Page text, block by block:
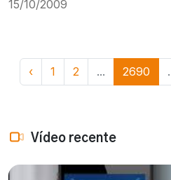
15/10/2009
‹ 1 2 ... 2690
Vídeo recente